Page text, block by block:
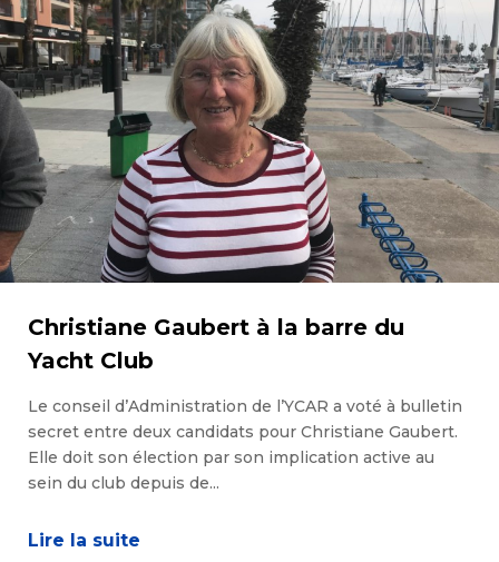
Christiane Gaubert à la barre du
Yacht Club
Le conseil d’Administration de l’YCAR a voté à bulletin
secret entre deux candidats pour Christiane Gaubert.
Elle doit son élection par son implication active au
sein du club depuis de...
Lire la suite